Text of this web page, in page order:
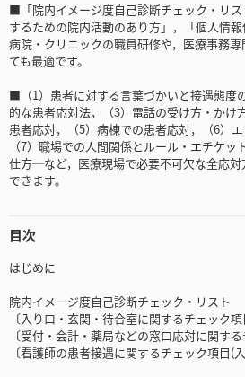
■「院内イメージ度自己診断チェック・リ
するための院内活動のあり方」，「個人情
病院・クリニックの職員研修や，医療事務
ても最適です。
■（1）患者に対する言葉づかいと接遇態度
的な患者応対法，（3）電話の受け方・かけ
患者応対，（5）病棟での患者応対，（6）
（7）職場での人間関係とルール・エチケ
仕方─など，医療現場で必要不可欠な全応
できます。
目次
はじめに
院内イメージ度自己診断チェック・リスト
〔入り口・玄関・待合室に関するチェック項
〔受付・会計・薬局などの窓口応対に関する
〔看護師の患者接遇に関するチェック項目(入